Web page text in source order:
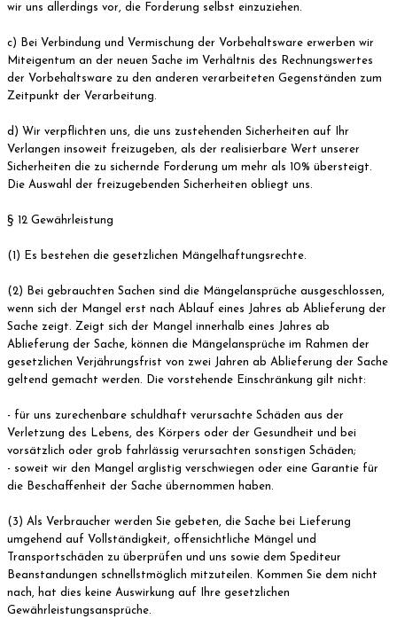
wir uns allerdings vor, die Forderung selbst einzuziehen.
c) Bei Verbindung und Vermischung der Vorbehaltsware erwerben wir
Miteigentum an der neuen Sache im Verhältnis des Rechnungswertes
der Vorbehaltsware zu den anderen verarbeiteten Gegenständen zum
Zeitpunkt der Verarbeitung.
d) Wir verpflichten uns, die uns zustehenden Sicherheiten auf Ihr
Verlangen insoweit freizugeben, als der realisierbare Wert unserer
Sicherheiten die zu sichernde Forderung um mehr als 10% übersteigt.
Die Auswahl der freizugebenden Sicherheiten obliegt uns.
§ 12 Gewährleistung
(1) Es bestehen die gesetzlichen Mängelhaftungsrechte.
(2) Bei gebrauchten Sachen sind die Mängelansprüche ausgeschlossen,
wenn sich der Mangel erst nach Ablauf eines Jahres ab Ablieferung der
Sache zeigt. Zeigt sich der Mangel innerhalb eines Jahres ab
Ablieferung der Sache, können die Mängelansprüche im Rahmen der
gesetzlichen Verjährungsfrist von zwei Jahren ab Ablieferung der Sache
geltend gemacht werden. Die vorstehende Einschränkung gilt nicht:
- für uns zurechenbare schuldhaft verursachte Schäden aus der
Verletzung des Lebens, des Körpers oder der Gesundheit und bei
vorsätzlich oder grob fahrlässig verursachten sonstigen Schäden;
- soweit wir den Mangel arglistig verschwiegen oder eine Garantie für
die Beschaffenheit der Sache übernommen haben.
(3) Als Verbraucher werden Sie gebeten, die Sache bei Lieferung
umgehend auf Vollständigkeit, offensichtliche Mängel und
Transportschäden zu überprüfen und uns sowie dem Spediteur
Beanstandungen schnellstmöglich mitzuteilen. Kommen Sie dem nicht
nach, hat dies keine Auswirkung auf Ihre gesetzlichen
Gewährleistungsansprüche.